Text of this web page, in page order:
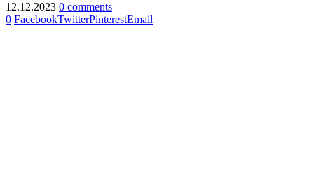
12.12.2023 0 comments
0 FacebookTwitterPinterestEmail